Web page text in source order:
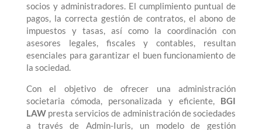
socios y administradores. El cumplimiento puntual de
pagos, la correcta gestión de contratos, el abono de
impuestos y tasas, así como la coordinación con
asesores legales, fiscales y contables, resultan
esenciales para garantizar el buen funcionamiento de
la sociedad.
Con el objetivo de ofrecer una administración
societaria cómoda, personalizada y eficiente, BGI
LAWpresta servicios de administración de sociedades
a través de Admin-Iuris, un modelo de gestión